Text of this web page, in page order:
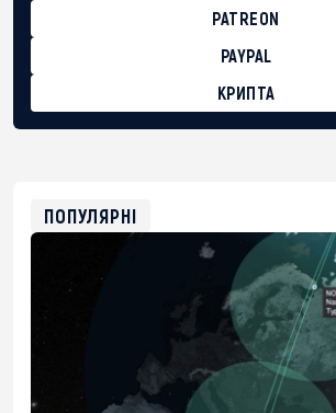
PATREON
PAYPAL
КРИПТА
0xfD02863D3289416fcF50975c9DFda13623f97758
ПОПУЛЯРНІ